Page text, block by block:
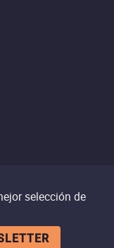
selección de